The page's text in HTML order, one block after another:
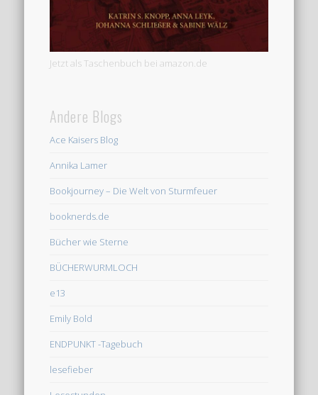
Jetzt als Taschenbuch bei amazon.de
Andere Blogs
Ace Kaisers Blog
Annika Lamer
Bookjourney – Die Welt von Sturmfeuer
booknerds.de
Bücher wie Sterne
BÜCHERWURMLOCH
e13
Emily Bold
ENDPUNKT -Tagebuch
lesefieber